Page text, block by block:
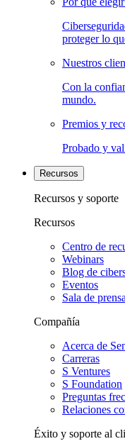
proteger lo
Nuestros
Con la
mundo.
Premios y
Probado y
Recursos
Recursos y soporte
Recursos
Centro de
Webinars
Blog de
Eventos
Sala de prensa
Compañía
Acerca de
Carreras
S Ventures
S Foundation
Preguntas
Relaciones
Éxito y soporte al